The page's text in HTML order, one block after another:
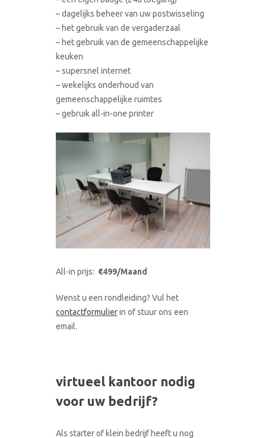
– dagelijks beheer van uw postwisseling
– het gebruik van de vergaderzaal
– het gebruik van de gemeenschappelijke
keuken
– supersnel internet
– wekelijks onderhoud van
gemeenschappelijke ruimtes
– gebruik all-in-one printer
All-in prijs: €499/Maand
Wenst u een rondleiding? Vul het
contactformulierin of stuur ons een
email.
virtueel kantoor nodig
voor uw bedrijf?
Als starter of klein bedrijf heeft u nog